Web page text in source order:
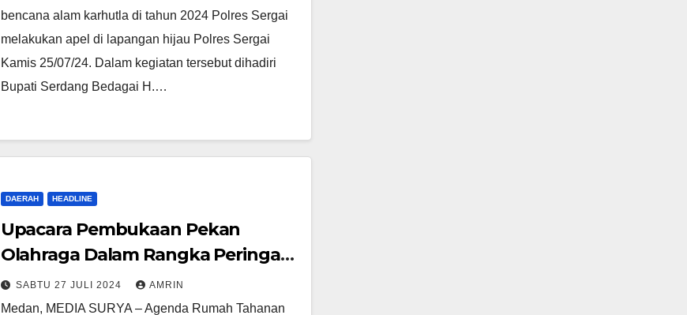
bencana alam karhutla di tahun 2024 Polres Sergai
melakukan apel di lapangan hijau Polres Sergai
Kamis 25/07/24. Dalam kegiatan tersebut dihadiri
Bupati Serdang Bedagai H.…
DAERAH HEADLINE
Upacara Pembukaan Pekan
Olahraga Dalam Rangka Peringati
HUT Pengayoman Ke 79
SABTU 27 JULI 2024 AMRIN
Medan, MEDIA SURYA – Agenda Rumah Tahanan